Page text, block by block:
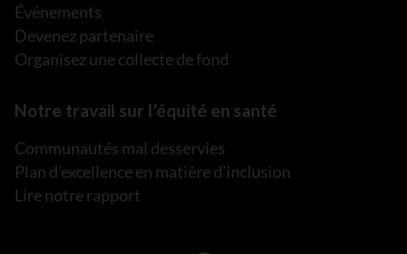
Événements
Devenez partenaire
Organisez une collecte de fond
Notre travail sur l’équité en santé
Communautés mal desservies
Plan d’excellence en matière d’inclusion
Lire notre rapport